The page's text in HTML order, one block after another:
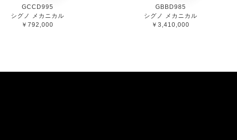
GCCD995
シグノ メカニカル
￥792,000
GBBD985
シグノ メカニカル
￥3,410,000